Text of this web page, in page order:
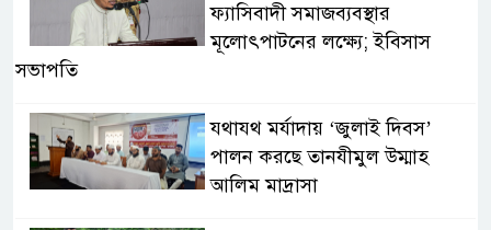
ফ্যাসিবাদী সমাজব্যবস্থার
মূলোৎপাটনের লক্ষ্যে; ইবিসাস
সভাপতি
যথাযথ মর্যাদায় ‘জুলাই দিবস’
পালন করছে তানযীমুল উম্মাহ
আলিম মাদ্রাসা